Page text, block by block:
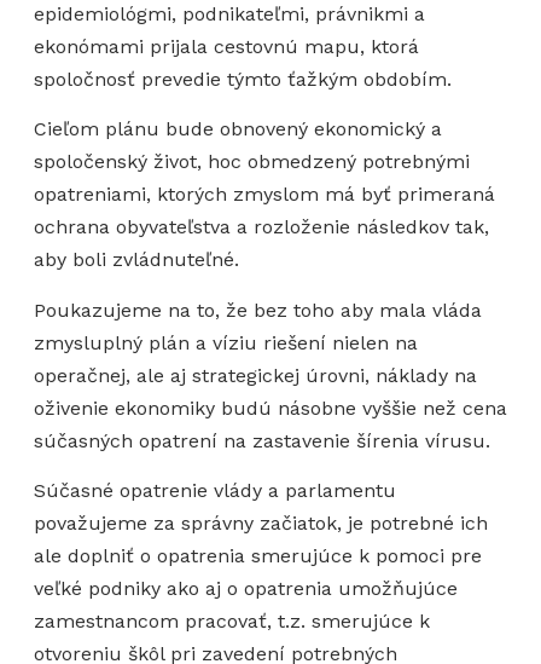
epidemiológmi, podnikateľmi, právnikmi a
ekonómami prijala cestovnú mapu, ktorá
spoločnosť prevedie týmto ťažkým obdobím.
Cieľom plánu bude obnovený ekonomický a
spoločenský život, hoc obmedzený potrebnými
opatreniami, ktorých zmyslom má byť primeraná
ochrana obyvateľstva a rozloženie následkov tak,
aby boli zvládnuteľné.
Poukazujeme na to, že bez toho aby mala vláda
zmysluplný plán a víziu riešení nielen na
operačnej, ale aj strategickej úrovni, náklady na
oživenie ekonomiky budú násobne vyššie než cena
súčasných opatrení na zastavenie šírenia vírusu.
Súčasné opatrenie vlády a parlamentu
považujeme za správny začiatok, je potrebné ich
ale doplniť o opatrenia smerujúce k pomoci pre
veľké podniky ako aj o opatrenia umožňujúce
zamestnancom pracovať, t.z. smerujúce k
otvoreniu škôl pri zavedení potrebných